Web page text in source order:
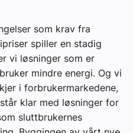
som krav fra
spiller en stadig
vi løsninger som er
mindre energi. Og vi
i forbrukermarkedene,
klar med løsninger for
sluttbrukernes